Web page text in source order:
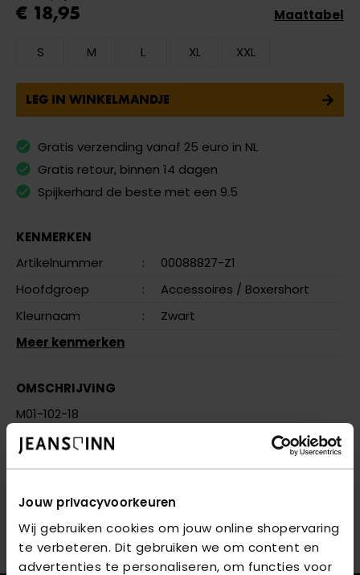
Jouw privacyvoorkeuren
Wij gebruiken cookies om jouw online shopervaring
te verbeteren. Dit gebruiken we om content en
advertenties te personaliseren, om functies voor
€ 18,95
S M L XL XXL
Maattabel
LEG IN WINKELMANDJE
Gratis verzending vanaf 25 euro in NL
Gratis retour, binnen 14 dagen
Spijkerhard de beste met een 9.5
KENMERKEN
Artikelnummer
:
00088827-Z1
Hoofdgroep
: Accessoires / Boxershort
Kleurnaam
:
Zwart
Meer kenmerken
OMSCHRIJVING
M01-102-18
VRAGEN OVER DIT PRODUCT?
winkels. Stel je vraag aan de
een van onzewinkels.